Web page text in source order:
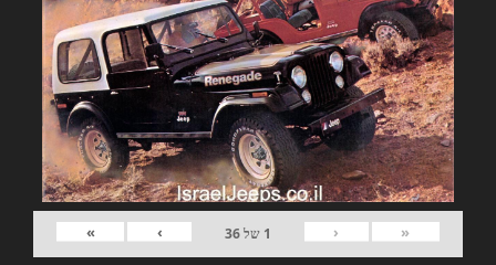
«
‹
1 של36
›
»